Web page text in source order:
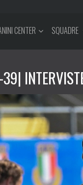
CENTER SQUADRE